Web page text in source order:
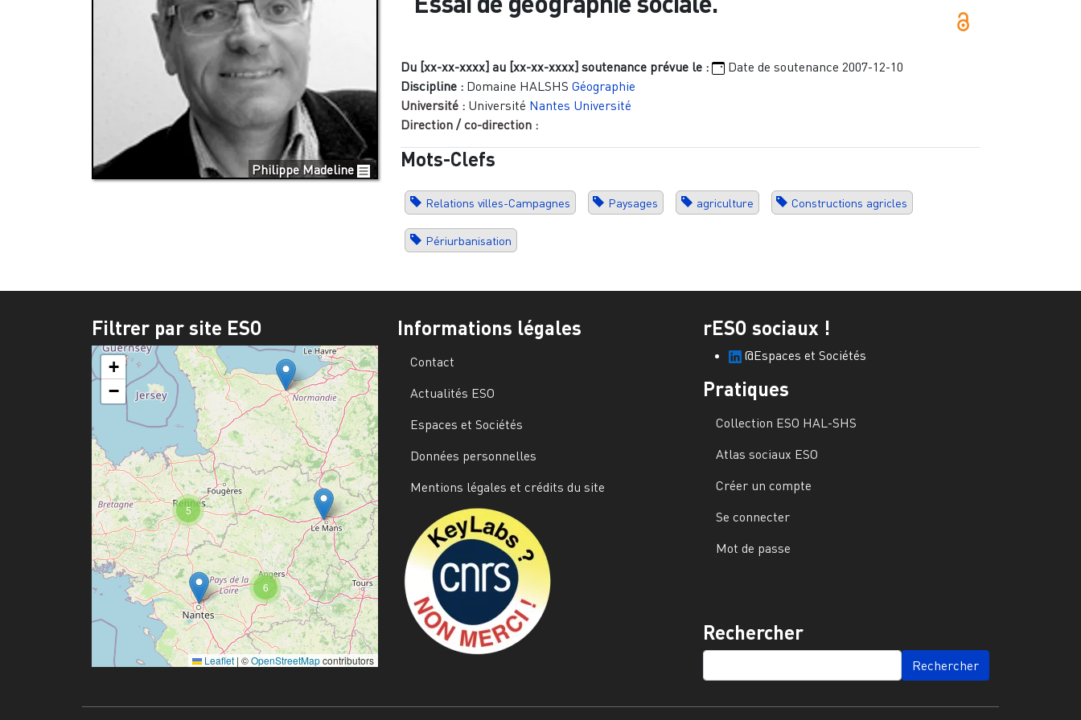
Philippe Madeline
Du [xx-xx-xxxx] au [xx-xx-xxxx] soutenance prévue le : Date de soutenance 2007-12-10
Discipline : Domaine HALSHS Géographie
Université : Université Nantes Université
Direction / co-direction :
Mots-Clefs
Relations villes-Campagnes Paysages agriculture Constructions agricles
Périurbanisation
Filtrer par site ESO
6
5
+
−
Leaflet | ©OpenStreetMapcontributors
Informations légales
Contact
Actualités ESO
Espaces et Sociétés
Données personnelles
Mentions légales et crédits du site
rESO sociaux !
@Espaces et Sociétés
Pratiques
Collection ESO HAL-SHS
Atlas sociaux ESO
Créer un compte
Se connecter
Mot de passe
Rechercher
SEARCH